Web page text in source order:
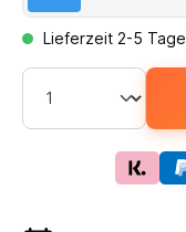
Lieferzeit 2-5 Tage